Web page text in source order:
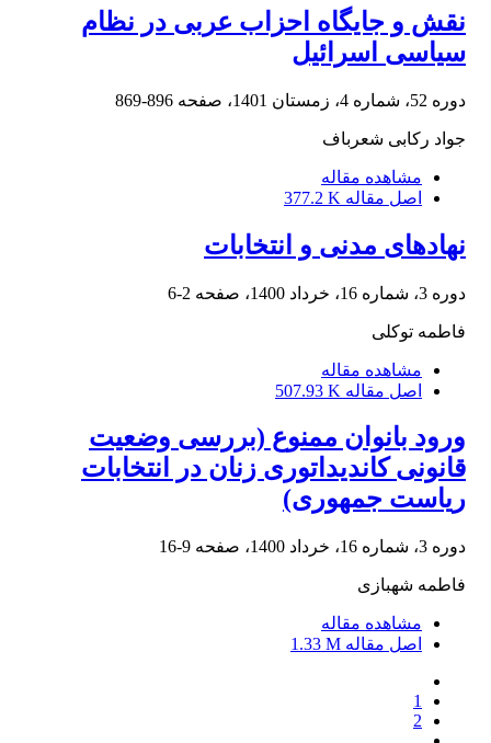
نقش و جایگاه احزاب عربی در نظام
سیاسی اسرائیل
دوره 52، شماره 4، زمستان 1401، صفحه 896-869
جواد رکابی شعرباف
مشاهده مقاله
اصل مقاله 377.2 K
نهادهای مدنی و انتخابات
دوره 3، شماره 16، خرداد 1400، صفحه 2-6
فاطمه توکلی
مشاهده مقاله
اصل مقاله 507.93 K
ورود بانوان ممنوع (بررسی وضعیت
قانونی کاندیداتوری زنان در انتخابات
ریاست جمهوری)
دوره 3، شماره 16، خرداد 1400، صفحه 9-16
فاطمه شهبازی
مشاهده مقاله
اصل مقاله 1.33 M
1
2